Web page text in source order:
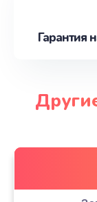
Гарантия